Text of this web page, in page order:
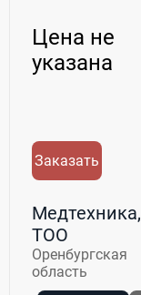
Цена не
указана
Заказать
Медтехника,
ТОО
Оренбургская
область